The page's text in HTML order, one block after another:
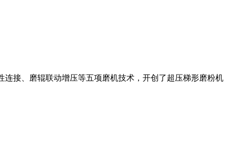
接、磨辊联动增压等五项磨机技术，开创了超压梯形磨粉机